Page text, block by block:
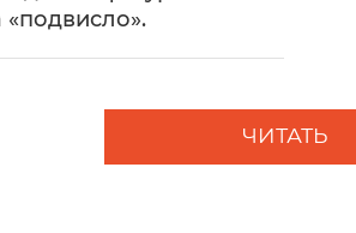
«подвисло».
ЧИТАТЬ